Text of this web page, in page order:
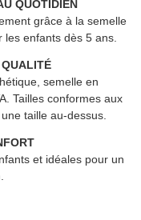
QUOTIDIEN
grâce à la semelle
enfants dès 5 ans.
semelle en
Tailles conformes aux
taille au-dessus.
et idéales pour un